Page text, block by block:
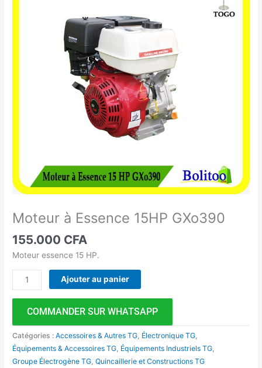
Moteur à Essence 15HP GXo390
155.000 CFA
Moteur essence 15 HP.
Ajouter au panier
COMMANDER SUR WHATSAPP
Catégories :Accessoires & Autres TG Électronique TG
Équipements & Accessoires TG Équipements Industriels TG
Groupe Électrogène TG ,Quincaillerie et Constructions TG